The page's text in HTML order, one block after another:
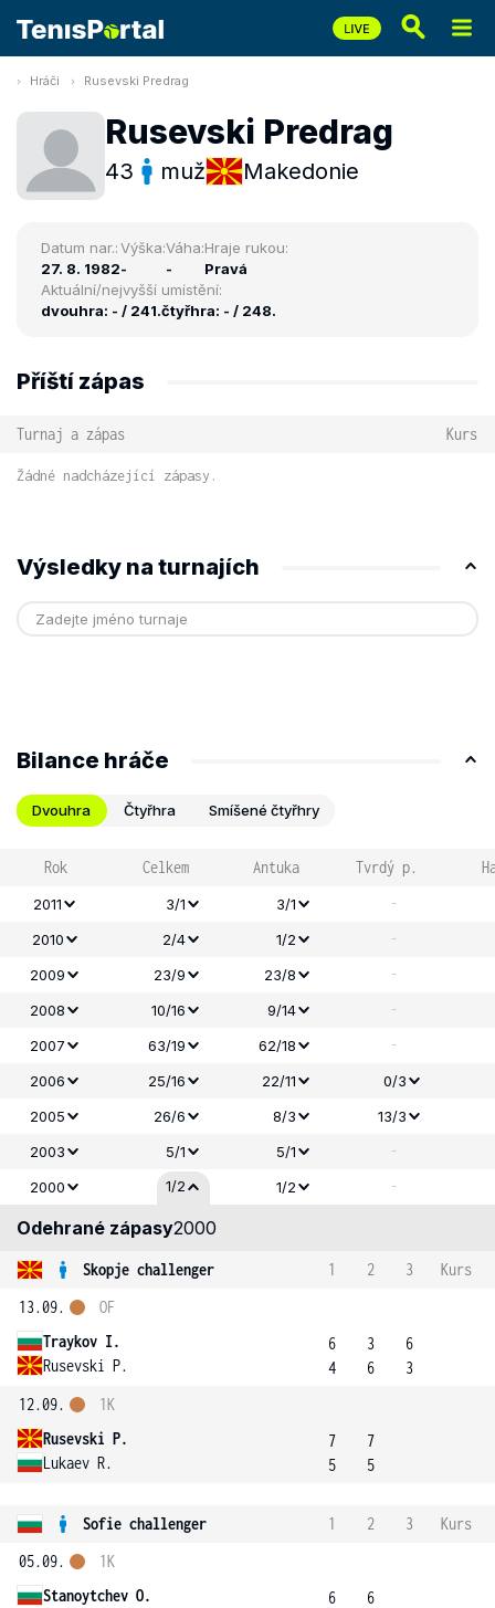
Hráči Rusevski Predrag
Rusevski Predrag
43 muž Makedonie
Datum nar.:
27. 8. 1982
Výška:
-
Váha:
-
Hraje rukou:
Pravá
Aktuální/nejvyšší umístění:
dvouhra: - / 241.čtyřhra: - / 248.
Příští zápas
Turnaj a zápas Kurs
Žádné nadcházející zápasy.
Výsledky na turnajích
Bilance hráče
Dvouhra Čtyřhra Smíšené čtyřhry
Rok Celkem Antuka Tvrdý p.
2011 3/1 3/1 -
2010 2/4 1/2 -
2009 23/9 23/8 -
2008 10/16 9/14 -
2007 63/19 62/18 -
2006 25/16 22/11
0/3
2005
26/6 8/3
13/3
2003
5/1 5/1 -
2000 1/2 1/2 -
Odehrané zápasy2000
Skopje challenger 1 2 3
Kurs
13.09.
Traykov I.
Rusevski P.
OF
6
4
3
6
6
3
12.09.
Rusevski P.
Lukaev R.
1K
7
5
7
5
Sofie challenger 1 2 3
Kurs
05.09.
Stanoytchev O.
1K
6
6